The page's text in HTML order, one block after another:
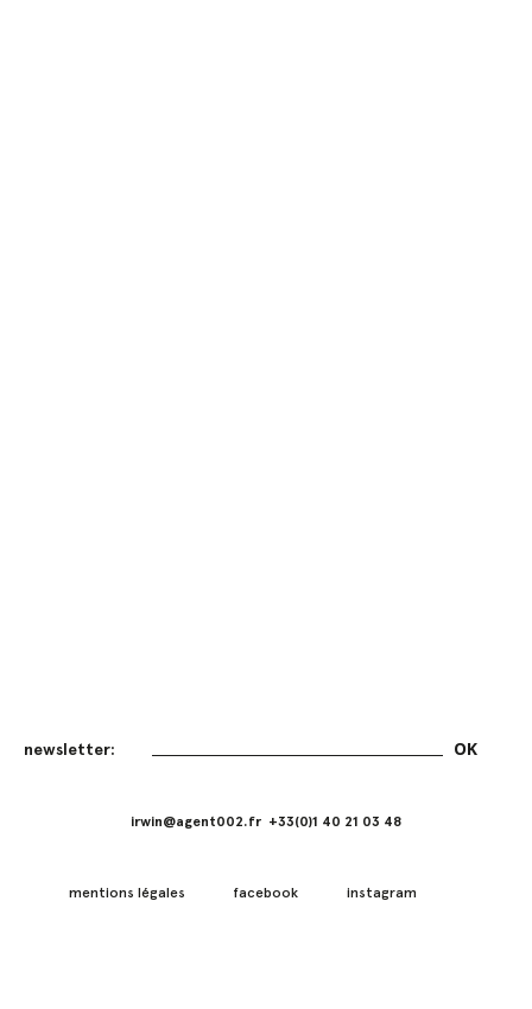
irwin@agent002.fr +33(0)1 40 21 03 48
mentions légales facebook instagram